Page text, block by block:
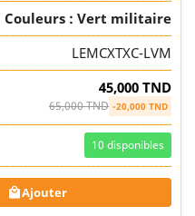
Couleurs : Vert militaire
LEMCXTXC-LVM
45,000 TND
65,000 TND -20,000 TND
10 disponibles
Ajouter